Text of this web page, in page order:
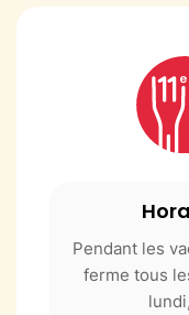
Pendant les
ferme tous